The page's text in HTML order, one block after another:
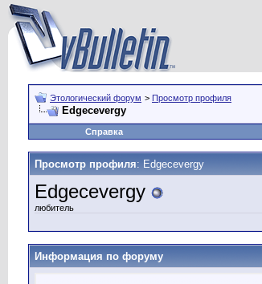
Этологический форум > Просмотр профиля
Edgecevergy
Справка
Просмотр профиля: Edgecevergy
Edgecevergy
любитель
Информация по форуму